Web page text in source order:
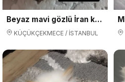
Beyaz mavi gözlü İran kedisi
KÜÇÜKÇEKMECE / İSTANBUL